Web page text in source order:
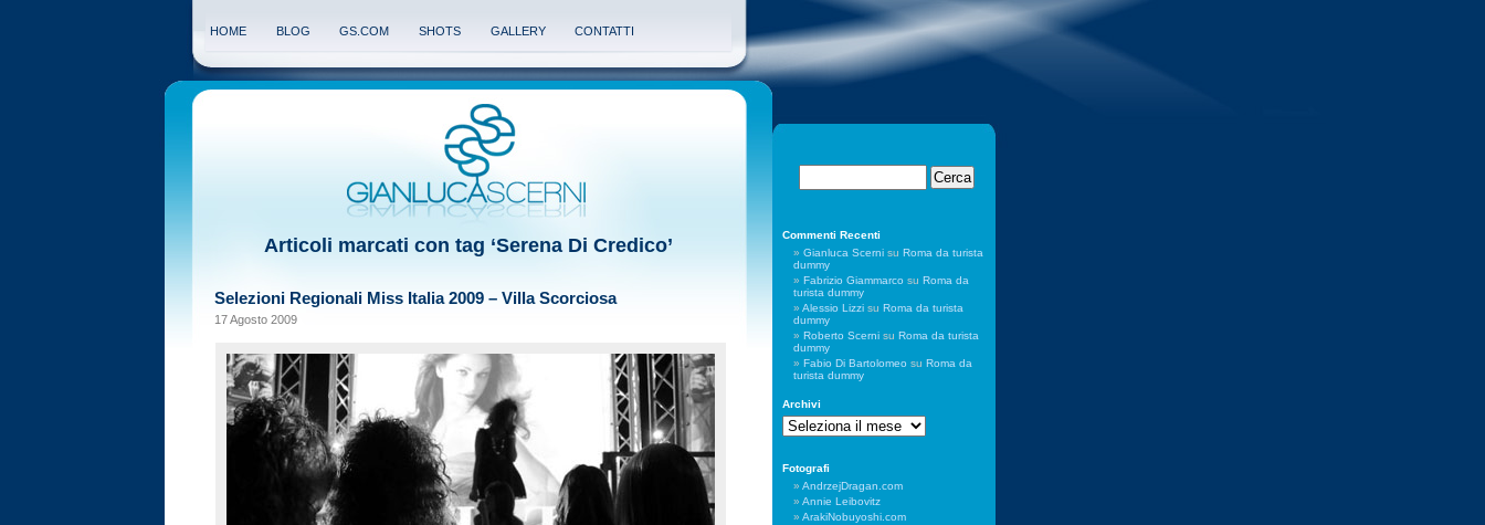
HOME BLOG GS.COM SHOTS GALLERY CONTATTI
Articoli marcati con tag ‘Serena Di Credico’
Selezioni Regionali Miss Italia 2009 – Villa Scorciosa
17 Agosto 2009
Commenti Recenti
Gianluca Scernisu Roma da turista
dummy
Fabrizio Giammarco su Roma da
turista dummy
Alessio Lizzisu Roma da turista
dummy
Roberto Scernisu Roma da turista
dummy
Fabio Di Bartolomeo su Roma da
turista dummy
Archivi
Archivi
Fotografi
AndrzejDragan.com
Annie Leibovitz
ArakiNobuyoshi.com